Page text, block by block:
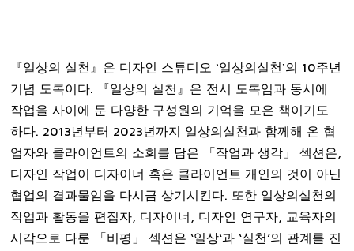
『일상의 실천』은 디자인 스튜디오 ‘일상의실천‘의 10주년
기념 도록이다. 『일상의 실천』은 전시 도록임과 동시에
작업을 사이에 둔 다양한 구성원의 기억을 모은 책이기도
하다. 2013년부터 2023년까지 일상의실천과 함께해 온 협
업자와 클라이언트의 소회를 담은 「작업과 생각」 섹션은,
디자인 작업이 디자이너 혹은 클라이언트 개인의 것이 아닌
협업의 결과물임을 다시금 상기시킨다. 또한 일상의실천의
작업과 활동을 편집자, 디자이너, 디자인 연구자, 교육자의
시각으로 다룬 「비평」 섹션은 ‘일상‘과 ‘실천’의 관계를 진